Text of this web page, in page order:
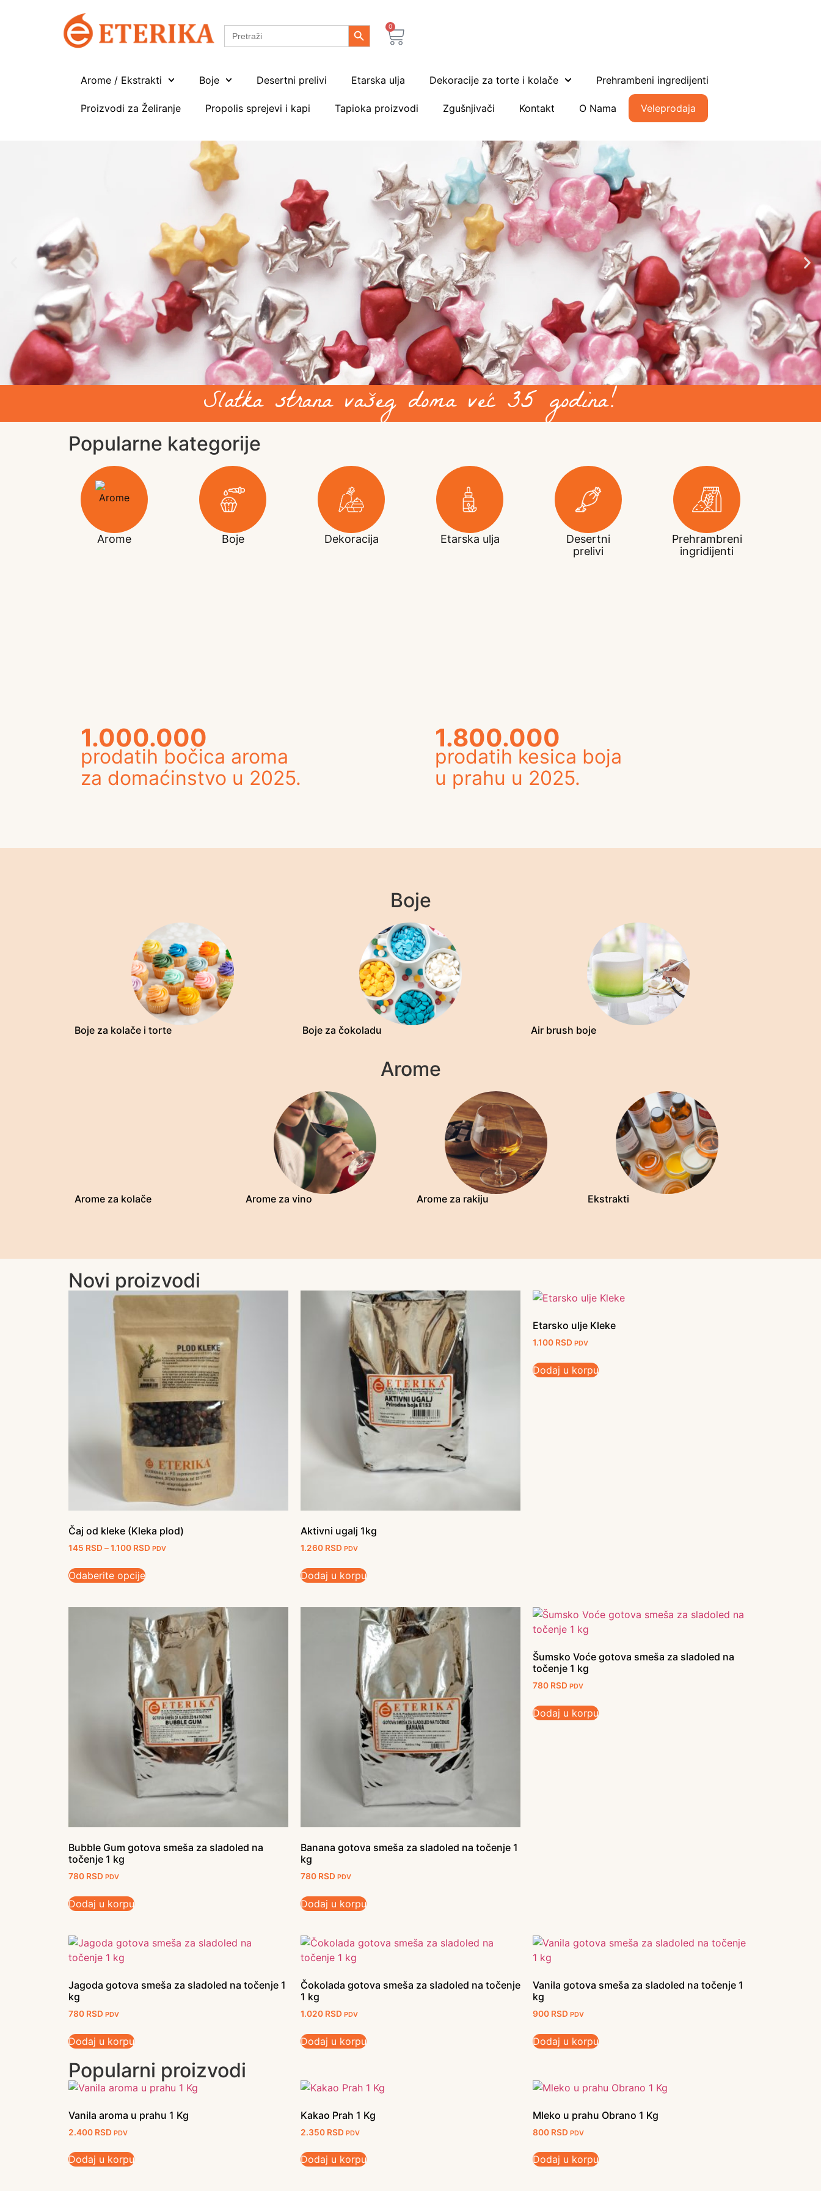
Search
for:
Search Button
0
Arome / Ekstrakti Boje Desertni prelivi Etarska ulja Dekoracije za torte i kolače Prehrambeni ingredijenti
Proizvodi za Želiranje Propolis sprejevi i kapi Tapioka proizvodi Zgušnjivači Kontakt O Nama Veleprodaja
Slatka strana vašeg doma već 35 godina!
Popularne kategorije
Arome Boje Dekoracija Etarska ulja
Desertni
prelivi
Prehrambreni
ingridijenti
1.000.000
prodatih bočica aroma
za domaćinstvo u 2025.
1.800.000
prodatih kesica boja
u prahu u 2025.
Boje
Boje za kolače i torte Boje za čokoladu Air brush boje
Arome
Arome za kolače Arome za vino Arome za rakiju Ekstrakti
Novi proizvodi
Čaj od kleke (Kleka plod)
145 RSD –1.100 RSD PDV
Odaberite opcije
Aktivni ugalj 1kg
1.260 RSD PDV
Dodaj u korpu
Etarsko ulje Kleke
1.100 RSD PDV
Dodaj u korpu
Bubble Gum gotova smeša za sladoled na
točenje 1 kg
780 RSD PDV
Dodaj u korpu
Banana gotova smeša za sladoled na točenje 1
kg
780 RSD PDV
Dodaj u korpu
Šumsko Voće gotova smeša za sladoled na
točenje 1 kg
780 RSD PDV
Dodaj u korpu
Jagoda gotova smeša za sladoled na točenje 1
kg
780 RSD PDV
Dodaj u korpu
Čokolada gotova smeša za sladoled na točenje
1 kg
1.020 RSD PDV
Dodaj u korpu
Vanila gotova smeša za sladoled na točenje 1
kg
900 RSD PDV
Dodaj u korpu
Popularni proizvodi
Vanila aroma u prahu 1 Kg
2.400 RSD PDV
Dodaj u korpu
Kakao Prah 1 Kg
2.350 RSD PDV
Dodaj u korpu
Mleko u prahu Obrano 1 Kg
800 RSD PDV
Dodaj u korpu